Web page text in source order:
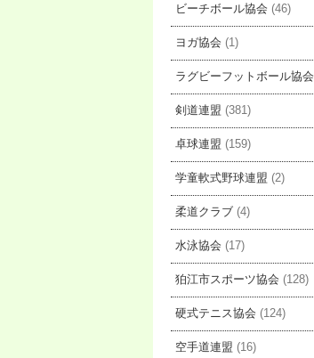
ビーチボール協会 (46)
ヨガ協会 (1)
ラグビーフットボール協会
剣道連盟 (381)
卓球連盟 (159)
学童軟式野球連盟 (2)
柔道クラブ (4)
水泳協会 (17)
狛江市スポーツ協会 (128)
硬式テニス協会 (124)
空手道連盟 (16)